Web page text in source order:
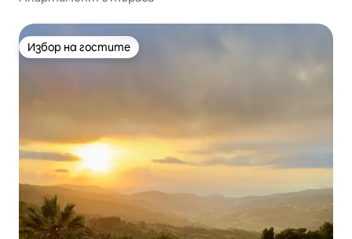
Избор на гостите
Избор на гостите